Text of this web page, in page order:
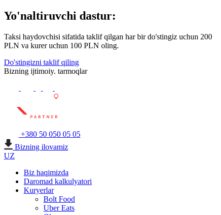
Yo'naltiruvchi dastur:
Taksi haydovchisi sifatida taklif qilgan har bir do'stingiz uchun 200
PLN va kurer uchun 100 PLN oling.
Do'stingizni taklif qiling
Bizning ijtimoiy. tarmoqlar
+380 50 050 05 05
Bizning ilovamiz
UZ
Biz haqimizda
Daromad kalkulyatori
Kuryerlar
Bolt Food
Uber Eats